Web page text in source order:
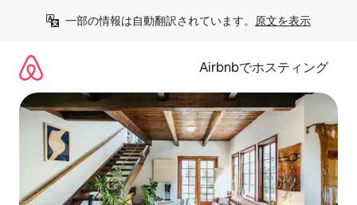
一部の情報は自動翻訳されています。 原文を表示
Airbnbでホスティング